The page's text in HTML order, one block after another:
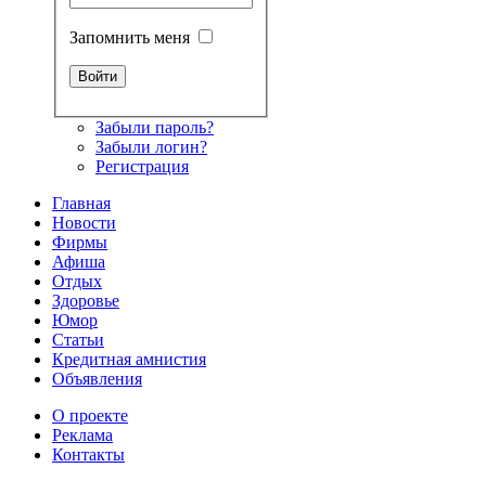
Запомнить меня
Забыли пароль?
Забыли логин?
Регистрация
Главная
Новости
Фирмы
Афиша
Отдых
Здоровье
Юмор
Статьи
Кредитная амнистия
Объявления
О проекте
Реклама
Контакты